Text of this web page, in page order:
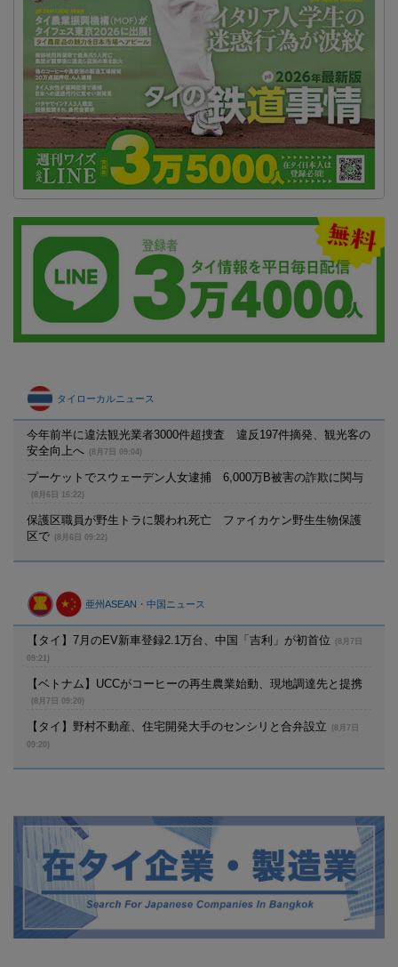
タイローカルニュース
今年前半に違法観光業者3000件超捜査 違反197件摘発、観光客の
安全向上へ
(8月7日 09:04)
プーケットでスウェーデン人女逮捕 6,000万B被害の詐欺に関与
(8月6日 16:22)
保護区職員が野生トラに襲われ死亡 ファイカケン野生生物保護
区で
(8月6日 09:22)
亜州ASEAN・中国ニュース
【タイ】7月のEV新車登録2.1万台、中国「吉利」が初首位
(8月7日
09:21)
【ベトナム】UCCがコーヒーの再生農業始動、現地調達先と提携
(8月7日 09:20)
【タイ】野村不動産、住宅開発大手のセンシリと合弁設立
(8月7日
09:20)